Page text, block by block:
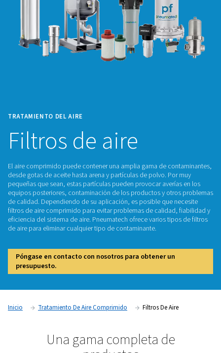
TRATAMIENTO DEL AIRE
Filtros de aire
El aire comprimido puede contener una amplia gama de
desde gotas de aceite hasta arena y partículas de polvo.
pequeñas que sean, estas partículas pueden provocar
de calidad. Dependiendo de su aplicación, es posible que
filtros de aire comprimido para evitar problemas de
eficiencia del sistema de aire. Pneumatech ofrece varios